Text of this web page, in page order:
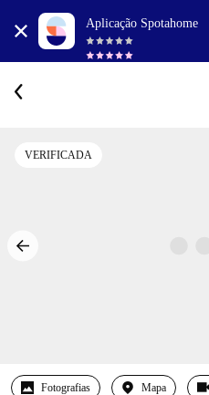
Aplicação Spotahome
VERIFICADA
Fotografias Mapa